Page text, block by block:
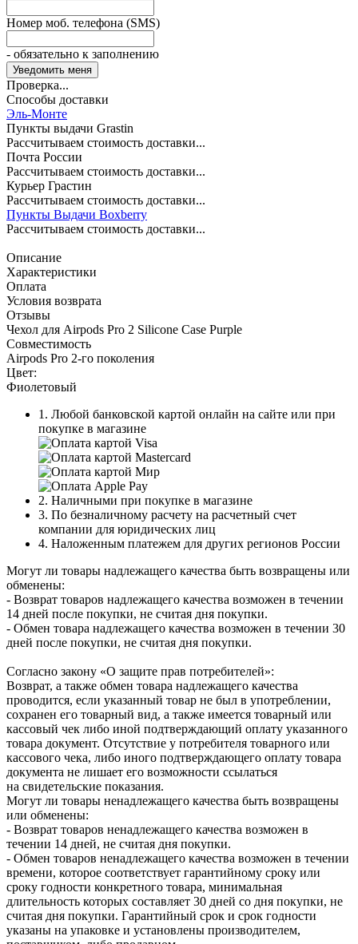
Номер моб. телефона (SMS)
- обязательно к заполнению
Проверка...
Способы доставки
Эль-Монте
Пункты выдачи Grastin
Рассчитываем стоимость доставки...
Почта России
Рассчитываем стоимость доставки...
Курьер Грастин
Рассчитываем стоимость доставки...
Пункты Выдачи Boxberry
Рассчитываем стоимость доставки...
Описание
Характеристики
Оплата
Условия возврата
Отзывы
Чехол для Airpods Pro 2 Silicone Case Purple
Совместимость
Airpods Pro 2-го поколения
Цвет:
Фиолетовый
1. Любой банковской картой онлайн на сайте или при
покупке в магазине
2. Наличными при покупке в магазине
3. По безналичному расчету на расчетный счет
компании для юридических лиц
4. Наложенным платежем для других регионов России
Могут ли товары надлежащего качества быть возвращены или
обменены:
- Возврат товаров надлежащего качества возможен в течении
14 дней после покупки, не считая дня покупки.
- Обмен товара надлежащего качества возможен в течении 30
дней после покупки, не считая дня покупки.
Согласно закону «О защите прав потребителей»:
Возврат, а также обмен товара надлежащего качества
проводится, если указанный товар не был в употреблении,
сохранен его товарный вид, а также имеется товарный или
кассовый чек либо иной подтверждающий оплату указанного
товара документ. Отсутствие у потребителя товарного или
кассового чека, либо иного подтверждающего оплату товара
документа не лишает его возможности ссылаться
на свидетельские показания.
Могут ли товары ненадлежащего качества быть возвращены
или обменены:
- Возврат товаров ненадлежащего качества возможен в
течении 14 дней, не считая дня покупки.
- Обмен товаров ненадлежащего качества возможен в течении
времени, которое соответствует гарантийному сроку или
сроку годности конкретного товара, минимальная
длительность которых составляет 30 дней со дня покупки, не
считая дня покупки. Гарантийный срок и срок годности
указаны на упаковке и установлены производителем,